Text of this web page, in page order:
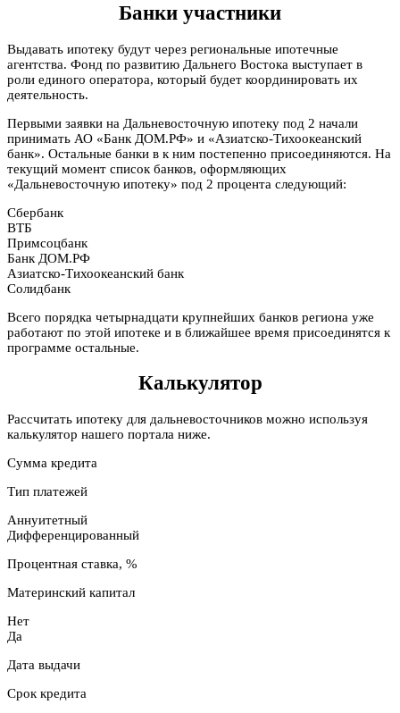
Банки участники
Выдавать ипотеку будут через региональные ипотечные
агентства. Фонд по развитию Дальнего Востока выступает в
роли единого оператора, который будет координировать их
деятельность.
Первыми заявки на Дальневосточную ипотеку под 2 начали
принимать АО «Банк ДОМ.РФ» и «Азиатско-Тихоокеанский
банк». Остальные банки в к ним постепенно присоединяются. На
текущий момент список банков, оформляющих
«Дальневосточную ипотеку» под 2 процента следующий:
Сбербанк
ВТБ
Примсоцбанк
Банк ДОМ.РФ
Азиатско-Тихоокеанский банк
Солидбанк
Всего порядка четырнадцати крупнейших банков региона уже
работают по этой ипотеке и в ближайшее время присоединятся к
программе остальные.
Калькулятор
Рассчитать ипотеку для дальневосточников можно используя
калькулятор нашего портала ниже.
Сумма кредита
Тип платежей
Аннуитетный
Дифференцированный
Процентная ставка, %
Материнский капитал
Нет
Да
Дата выдачи
Срок кредита